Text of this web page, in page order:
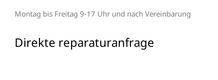
Montag bis Freitag 9-17 Uhr und nach Vereinbarung
Direkte reparaturanfrage